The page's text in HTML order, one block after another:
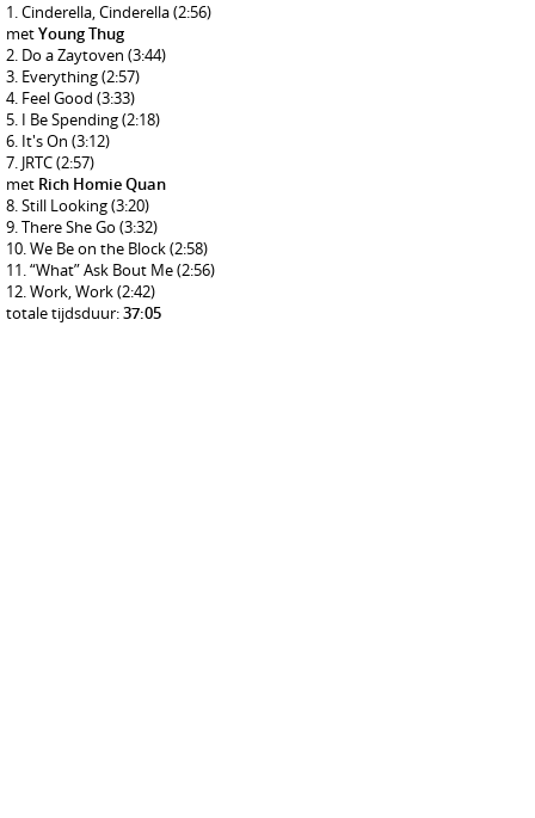
Cinderella, Cinderella(2:56)
metYoung Thug
Do a Zaytoven (3:44)
Everything(2:57)
Feel Good (3:33)
I Be Spending(2:18)
It's On (3:12)
JRTC(2:57)
met Rich Homie Quan
Still Looking(3:20)
There She Go (3:32)
We Be on the Block(2:58)
“What” Ask Bout Me(2:56)
Work, Work(2:42)
totale tijdsduur:37:05